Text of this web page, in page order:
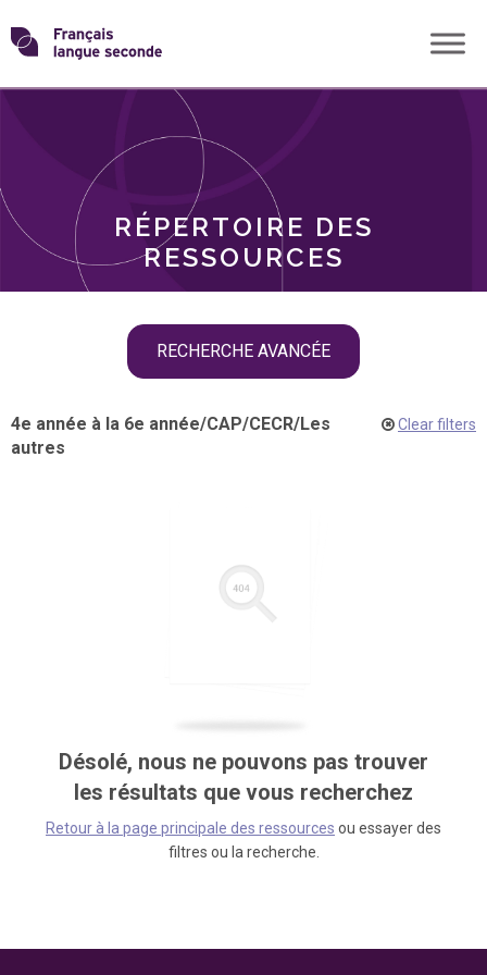
Skip
toTransformons
langue
RÉPERTOIRE DES
RESSOURCES
RECHERCHE AVANCÉE
THÈMES
4e année à la 6e année/CAP/CECR/Les
autres
Clear filters
Désolé, nous ne pouvons pas trouver
les résultats que vous recherchez
Retour à la page principale des ressources ou essayer des
filtres ou la recherche.